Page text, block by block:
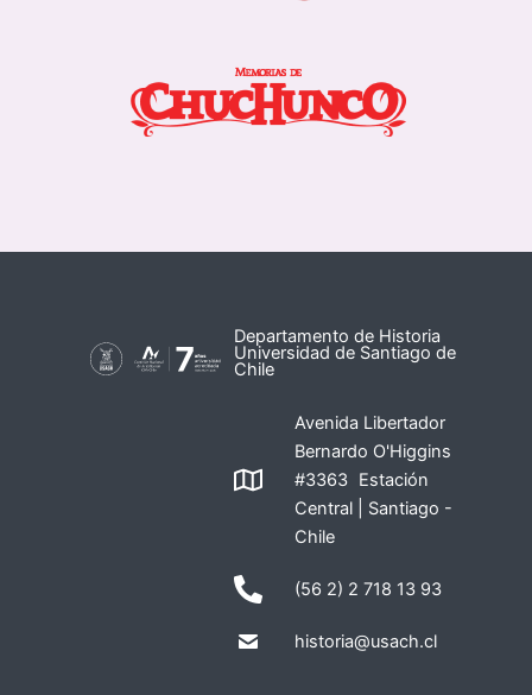
Departamento de Historia
Universidad de Santiago de
Chile
Avenida Libertador
Bernardo O'Higgins
#3363 Estación
Central | Santiago -
Chile
(56 2) 2 718 13 93
historia@usach.cl